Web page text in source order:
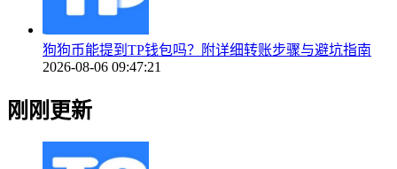
狗狗币能提到TP钱包吗？附详细转账步骤与避坑指南
2026-08-06 09:47:21
刚刚更新